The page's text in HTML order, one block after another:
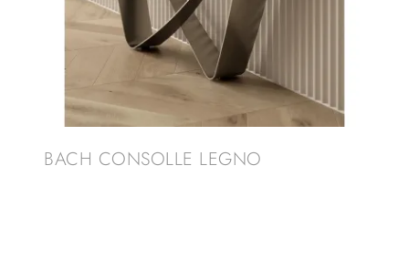
BACH CONSOLLE LEGNO